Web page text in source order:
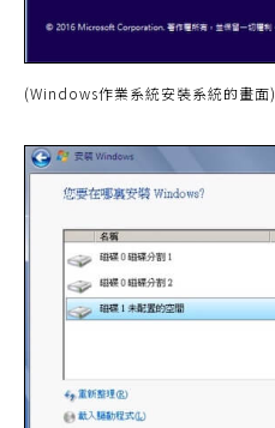
(Windows作業系統安裝系統的畫面)